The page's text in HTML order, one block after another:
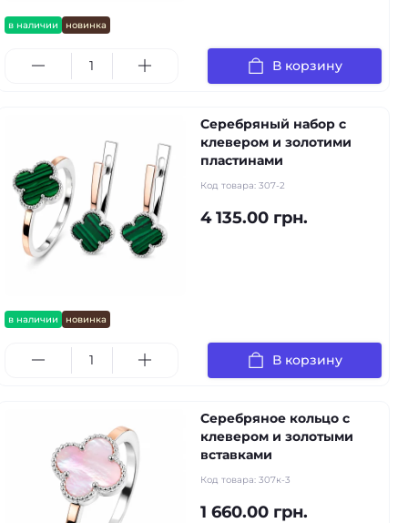
в наличии новинка
В корзину
в наличии новинка
Серебряный набор с
клевером и золотими
пластинами
Код товара: 307-2
4 135.00 грн.
В корзину
Серебряное кольцо с
клевером и золотыми
вставками
Код товара: 307к-3
1 660.00 грн.